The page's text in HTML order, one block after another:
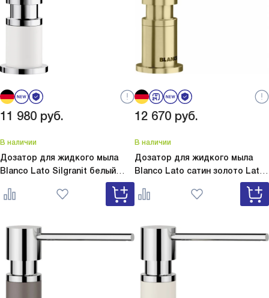
11 980 руб.
В наличии
Дозатор для жидкого мыла
Blanco Lato Silgranit белый
Lato Silgranit белый 525814
12 670 руб.
В наличии
Дозатор для жидкого мыла
Blanco Lato сатин золото Lato